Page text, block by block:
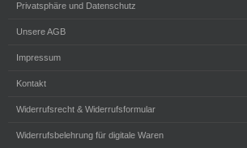
Privatsphäre und Datenschutz
Unsere AGB
Impressum
Kontakt
Widerrufsrecht & Widerrufsformular
Widerrufsbelehrung für digitale Waren